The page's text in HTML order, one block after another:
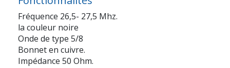
Fréquence 26,5- 27,5 Mhz.
la couleur noire
Onde de type 5/8
Bonnet en cuivre.
Impédance 50 Ohm.